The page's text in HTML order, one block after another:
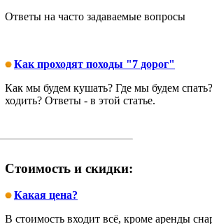
Ответы на часто задаваемые вопросы
Как проходят походы "7 дорог"
Как мы будем кушать? Где мы будем
ходить? Ответы - в этой статье.
Стоимость и скидки:
Какая цена?
В стоимость входит всё, кроме аренды